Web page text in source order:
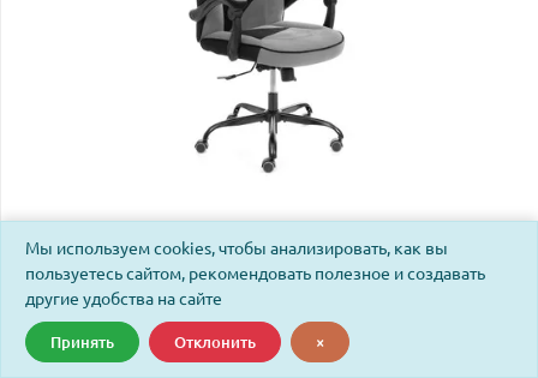
черный, 29/35
Код: 25028
Мы используем cookies, чтобы анализировать, как вы
пользуетесь сайтом, рекомендовать полезное и создавать
другие удобства на сайте
Принять Отклонить ×